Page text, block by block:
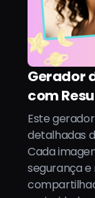
Gerador
com
Este
detalhadas
Cada
segurança